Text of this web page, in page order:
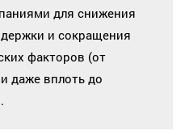
для снижения
и сокращения
факторов (от
даже вплоть до